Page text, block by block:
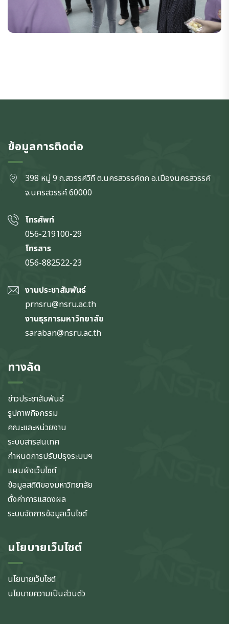
ข้อมูลการติดต่อ
398 หมู่ 9 ถ.สวรรค์วิถี ต.นครสวรรค์ตก อ.เมืองนครสวรรค์
จ.นครสวรรค์60000
โทรศัพท์
056-219100-29
โทรสาร
056-882522-23
งานประชาสัมพันธ์
prnsru@nsru.ac.th
งานธุรการมหาวิทยาลัย
saraban@nsru.ac.th
ทางลัด
ข่าวประชาสัมพันธ์
รูปภาพกิจกรรม
คณะและหน่วยงาน
ระบบสารสนเทศ
กำหนดการปรับปรุงระบบฯ
แผนผังเว็บไซต์
ข้อมูลสถิติของมหาวิทยาลัย
ตั้งค่าการแสดงผล
ระบบจัดการข้อมูลเว็บไซต์
นโยบายเว็บไซต์
นโยบายเว็บไซต์
นโยบายความเป็นส่วนตัว